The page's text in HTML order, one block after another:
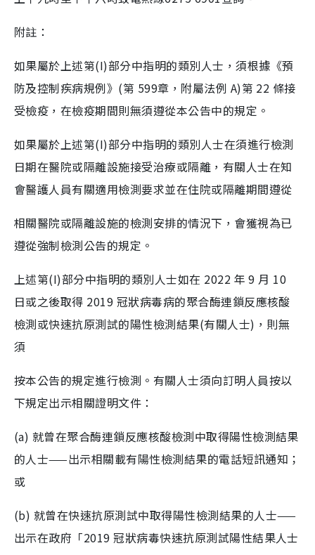
附註：
如果屬於上述第(I)部分中指明的類別人士，須根據《預
防及控制疾病規例》(第 599章，附屬法例 A)第 22 條接
受檢疫，在檢疫期間則無須遵從本公告中的規定。
如果屬於上述第(I)部分中指明的類別人士在須進行檢測
日期在醫院或隔離設施接受治療或隔離，有關人士在知
會醫護人員有關適用檢測要求並在住院或隔離期間遵從
相關醫院或隔離設施的檢測安排的情況下，會獲視為已
遵從強制檢測公告的規定。
上述第(I)部分中指明的類別人士如在 2022 年 9 月 10
日或之後取得 2019 冠狀病毒病的聚合酶連鎖反應核酸
檢測或快速抗原測試的陽性檢測結果(有關人士)，則無
須
按本公告的規定進行檢測。有關人士須向訂明人員按以
下規定出示相關證明文件：
(a) 就曾在聚合酶連鎖反應核酸檢測中取得陽性檢測結果
的人士——出示相關載有陽性檢測結果的電話短訊通知；
或
(b) 就曾在快速抗原測試中取得陽性檢測結果的人士——
出示在政府「2019 冠狀病毒快速抗原測試陽性結果人士